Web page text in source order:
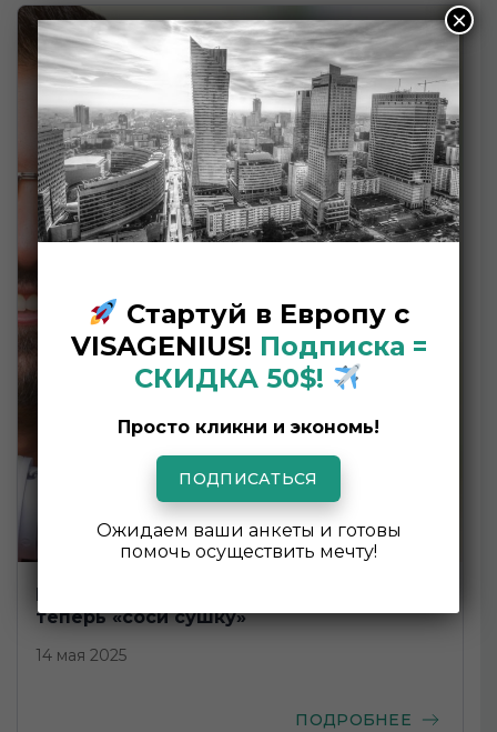
теперь «соси сушку»
14 мая 2025
ПОДРОБНЕЕ
Стартуй в Европу с
VISAGENIUS! Подписка =
СКИДКА 50$!
Просто кликни и экономь!
ПОДПИСАТЬСЯ
Ожидаем ваши анкеты и готовы
помочь осуществить мечту!
×